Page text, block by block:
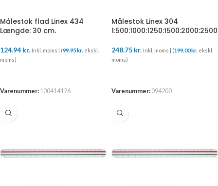
Målestok flad Linex 434
Længde: 30 cm.
124.94 kr. Inkl. moms | (99.95kr. ekskl.
moms)
Varenummer: 100414126
Målestok Linex 304
1:500:1000:1250:1500:2000:2500
248.75 kr. Inkl. moms | (199.00kr. ekskl.
moms)
Varenummer: 094200